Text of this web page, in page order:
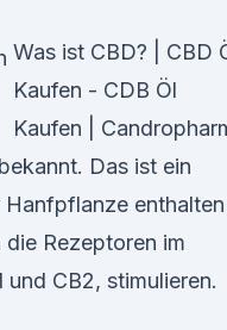
Was ist CBD? | CBD
Kaufen - CDB Öl
Kaufen |
Das ist ein
enthalten
Rezeptoren im
und CB2, stimulieren.